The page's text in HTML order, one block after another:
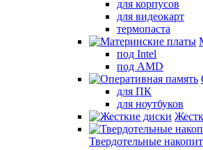
для корпусов
для видеокарт
термопаста
под Intel
под AMD
для ПК
для ноутбуков
Твердотельные